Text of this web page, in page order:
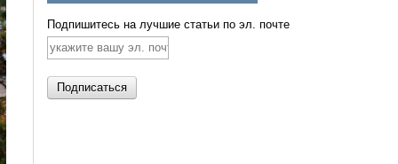
Подпишитесь на лучшие статьи по эл. почте